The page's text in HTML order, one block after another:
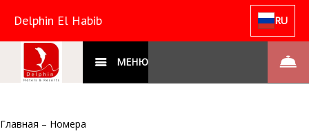
Delphin El Habib RU
МЕНЮ
Главная – Номера